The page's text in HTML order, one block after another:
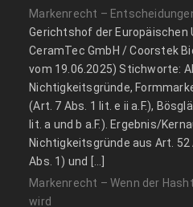
Markenrecht –
Gerichtshof der Europäischen
CeramTec GmbH / Coorstek
vom 19.06.2025) Stichworte:
Nichtigkeitsgründe,
(Art. 7 Abs. 1 lit. e ii a.F.),
lit. a und b a.F.). Ergebnis/
Nichtigkeitsgründe aus Art. 52
Abs. 1) und […]
Markenrecht – Wenn der
wird